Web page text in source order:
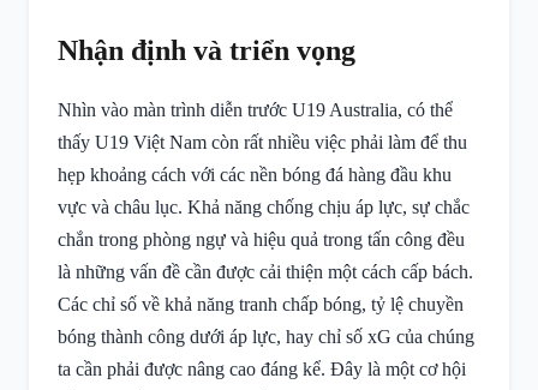
Nhận định và triển vọng
Nhìn vào màn trình diễn trước U19 Australia, có thể
thấy U19 Việt Nam còn rất nhiều việc phải làm để thu
hẹp khoảng cách với các nền bóng đá hàng đầu khu
vực và châu lục. Khả năng chống chịu áp lực, sự chắc
chắn trong phòng ngự và hiệu quả trong tấn công đều
là những vấn đề cần được cải thiện một cách cấp bách.
Các chỉ số về khả năng tranh chấp bóng, tỷ lệ chuyền
bóng thành công dưới áp lực, hay chỉ số xG của chúng
ta cần phải được nâng cao đáng kể. Đây là một cơ hội